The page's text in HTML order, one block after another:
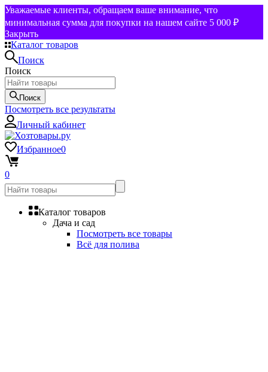
Уважаемые клиенты, обращаем ваше внимание, что
минимальная сумма для покупки на нашем сайте 5 000 ₽
Закрыть
Каталог товаров
Поиск
Поиск
Поиск
Посмотреть все результаты
Личный кабинет
Избранное0
0
Каталог товаров
Дача и сад
Посмотреть все товары
Всё для полива